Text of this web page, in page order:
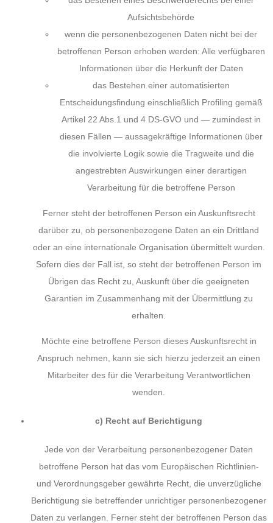
Aufsichtsbehörde
wenn die personenbezogenen Daten nicht bei der
betroffenen Person erhoben werden: Alle verfügbaren
Informationen über die Herkunft der Daten
das Bestehen einer automatisierten
Entscheidungsfindung einschließlich Profiling gemäß
Artikel 22 Abs.1 und 4 DS-GVO und — zumindest in
diesen Fällen — aussagekräftige Informationen über
die involvierte Logik sowie die Tragweite und die
angestrebten Auswirkungen einer derartigen
Verarbeitung für die betroffene Person
Ferner steht der betroffenen Person ein Auskunftsrecht
darüber zu, ob personenbezogene Daten an ein Drittland
oder an eine internationale Organisation übermittelt wurden.
Sofern dies der Fall ist, so steht der betroffenen Person im
Übrigen das Recht zu, Auskunft über die geeigneten
Garantien im Zusammenhang mit der Übermittlung zu
erhalten.
Möchte eine betroffene Person dieses Auskunftsrecht in
Anspruch nehmen, kann sie sich hierzu jederzeit an einen
Mitarbeiter des für die Verarbeitung Verantwortlichen
wenden.
c) Recht auf Berichtigung
Jede von der Verarbeitung personenbezogener Daten
betroffene Person hat das vom Europäischen Richtlinien-
und Verordnungsgeber gewährte Recht, die unverzügliche
Berichtigung sie betreffender unrichtiger personenbezogener
Daten zu verlangen. Ferner steht der betroffenen Person das